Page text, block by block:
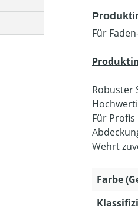
Für
Robuster
Für
Wehrt
Farbe